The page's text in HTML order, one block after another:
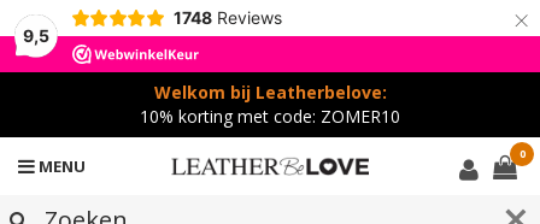
9,5
1748 Reviews ×
Welkom bij Leatherbelove:
10% korting met code: ZOMER10
MENU
0